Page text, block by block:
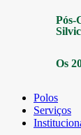
Pós-
Os
Polos
Serviços